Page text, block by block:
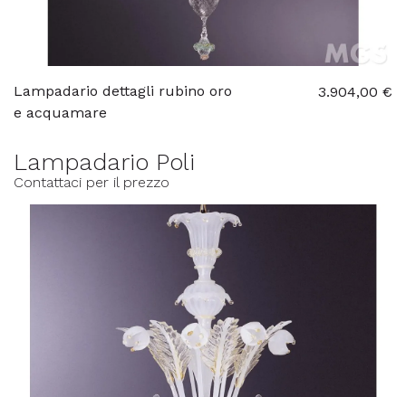
Lampadario dettagli rubino oro
e acquamare
3.904,00 €
Lampadario Poli
Contattaci per il prezzo